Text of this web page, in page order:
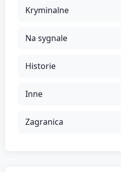
Kryminalne
Na sygnale
Historie
Inne
Zagranica